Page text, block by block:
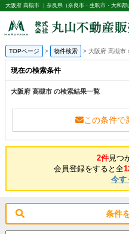
TOPページ 物件検索 大阪府 高槻市
現在の検索条件
大阪府 高槻市 の検索結果一覧
この条件で
2件見つ
会員登録をすると全
今す
条件